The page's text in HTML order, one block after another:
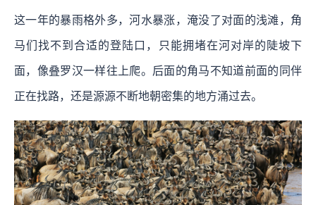
这一年的暴雨格外多，河水暴涨，淹没了对面的浅滩，角
马们找不到合适的登陆口，只能拥堵在河对岸的陡坡下
面，像叠罗汉一样往上爬。后面的角马不知道前面的同伴
正在找路，还是源源不断地朝密集的地方涌过去。